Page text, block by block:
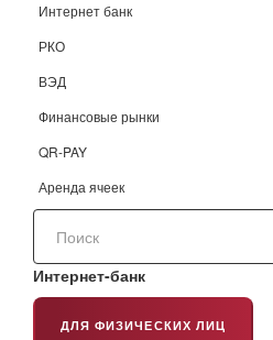
Интернет банк
РКО
ВЭД
Финансовые рынки
QR-PAY
Аренда ячеек
Поиск
сайту
Интернет-банк
ДЛЯ ФИЗИЧЕСКИХ ЛИЦ